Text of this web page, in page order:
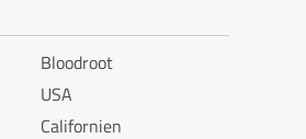
Bloodroot
USA
Californien